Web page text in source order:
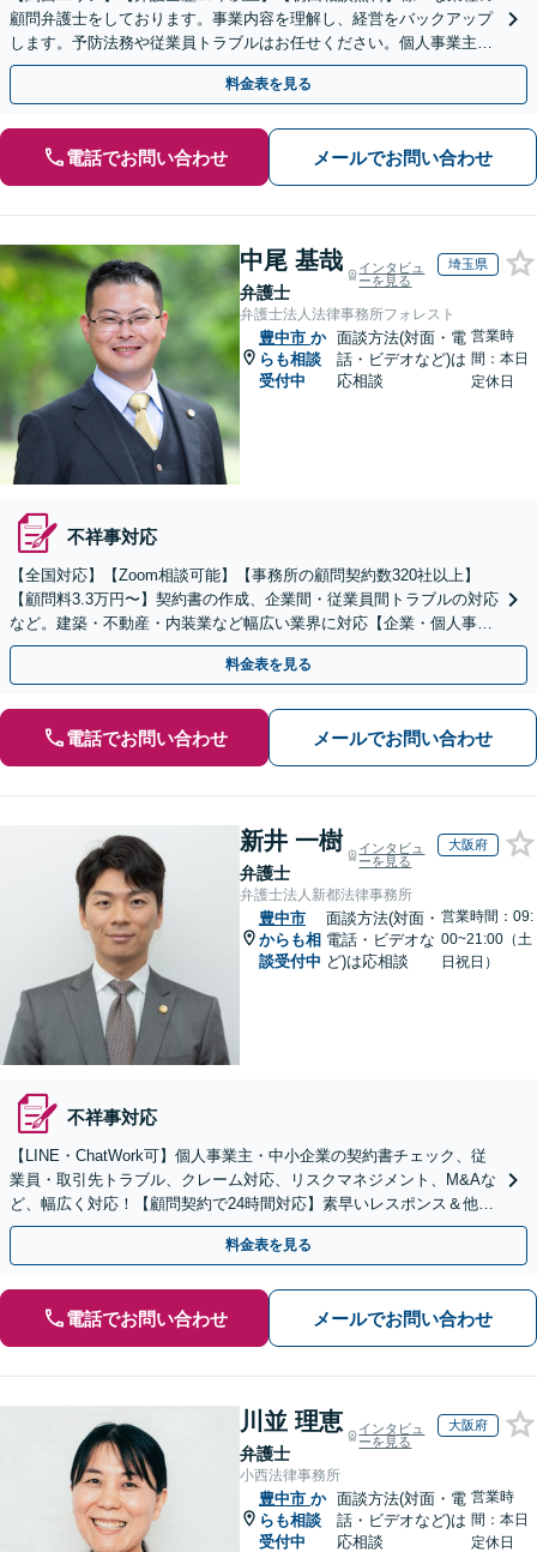
顧問弁護士をしております。事業内容を理解し、経営をバックアップ
します。予防法務や従業員トラブルはお任せください。個人事業主か
らのご相談も可【休日・夜間相談可】
料金表を見る
電話でお問い合わせ メールでお問い合わせ
中尾 基哉
弁護士
インタビュ
ーを見る
埼玉県
弁護士法人法律事務所フォレスト
豊中市 か
らも相談
受付中
面談方法(対面・電
話・ビデオなど)は
応相談
営業時
間：本日
定休日
不祥事対応
【全国対応】【Zoom相談可能】【事務所の顧問契約数320社以上】
【顧問料3.3万円〜】契約書の作成、企業間・従業員間トラブルの対応
など。建築・不動産・内装業など幅広い業界に対応【企業・個人事業
主の方初回面談無料】
料金表を見る
電話でお問い合わせ メールでお問い合わせ
新井 一樹
弁護士
インタビュ
ーを見る
大阪府
弁護士法人新都法律事務所
豊中市
からも相
談受付中
面談方法(対面・
電話・ビデオな
ど)は応相談
営業時間：09:
00~21:00（土
日祝日）
不祥事対応
【LINE・ChatWork可】個人事業主・中小企業の契約書チェック、従
業員・取引先トラブル、クレーム対応、リスクマネジメント、M&Aな
ど、幅広く対応！【顧問契約で24時間対応】素早いレスポンス＆他士
業連携可【英語・韓国語対応】
料金表を見る
電話でお問い合わせ メールでお問い合わせ
川並 理恵
弁護士
インタビュ
ーを見る
大阪府
小西法律事務所
豊中市 か
らも相談
受付中
面談方法(対面・電
話・ビデオなど)は
応相談
営業時
間：本日
定休日